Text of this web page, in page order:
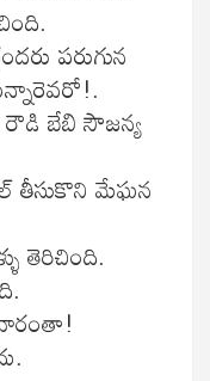
పరుగున
రౌడి బేబి సౌజన్య
తీసుకొని మేఘన
తెరిచింది.